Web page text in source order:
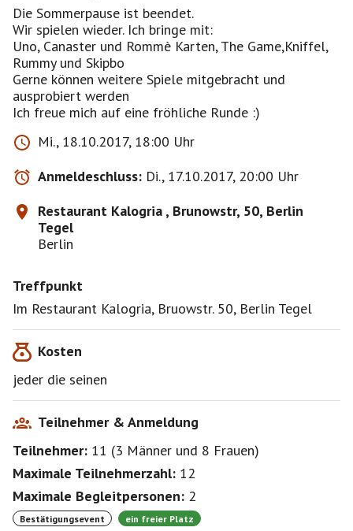
Die Sommerpause ist beendet.
Wir spielen wieder. Ich bringe mit:
Uno, Canaster und Rommè Karten, The Game,Kniffel,
Rummy und Skipbo
Gerne können weitere Spiele mitgebracht und
ausprobiert werden
Ich freue mich auf eine fröhliche Runde :)
Mi., 18.10.2017, 18:00 Uhr
Anmeldeschluss: Di., 17.10.2017, 20:00 Uhr
Restaurant Kalogria , Brunowstr, 50, Berlin
Tegel
Berlin
Treffpunkt
Im Restaurant Kalogria, Bruowstr. 50, Berlin Tegel
Kosten
jeder die seinen
Teilnehmer & Anmeldung
Teilnehmer: 11 (3 Männer und 8 Frauen)
Maximale Teilnehmerzahl: 12
Maximale Begleitpersonen: 2
Bestätigungsevent ein freier Platz